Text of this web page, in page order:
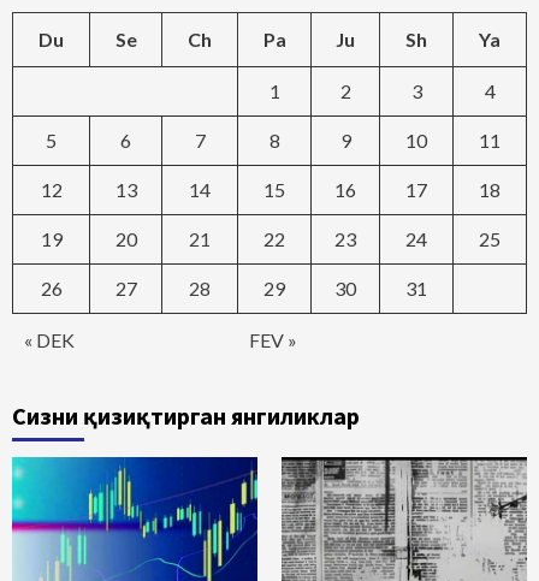
Du Se Ch Pa Ju Sh Ya
« DEK FEV »
1 2 3 4
5 6 7 8 9 10 11
12 13 14 15 16 17 18
19 20 21 22 23 24 25
26 27 28 29 30 31
Сизни қизиқтирган янгиликлар